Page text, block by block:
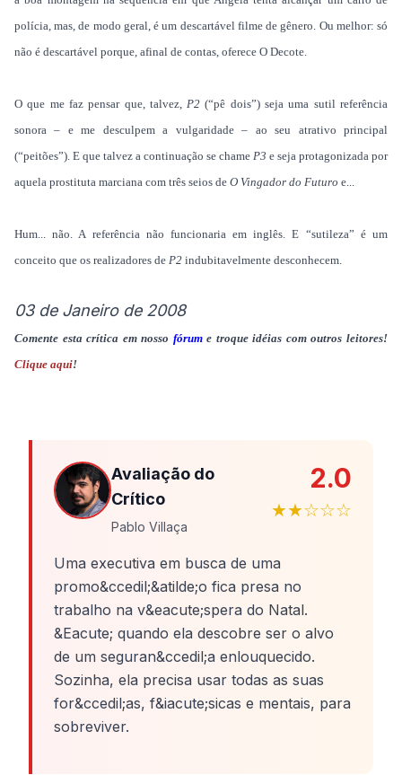
polícia, mas, de modo geral, é um descartável filme de gênero. Ou melhor: só
não é descartável porque, afinal de contas, oferece O Decote.
O que me faz pensar que, talvez,P2 (“pê dois”) seja uma sutil referência
sonora – e me desculpem a vulgaridade – ao seu atrativo principal
(“peitões”). E que talvez a continuação se chame P3 e seja protagonizada por
aquela prostituta marciana com três seios de O Vingador do Futuro e...
Hum... não. A referência não funcionariaem inglês. E “sutileza” é um
conceito que os realizadores de P2 indubitavelmente desconhecem.
03 de Janeiro de 2008
Comente esta crítica em nosso fórume troque idéias com outros leitores!
Clique aqui!
Avaliação do
Crítico
Pablo Villaça
2.0
★★☆☆☆
Uma executiva em busca de uma
promo&ccedil;&atilde;o fica presa no
trabalho na v&eacute;spera do Natal.
&Eacute; quando ela descobre ser o alvo
de um seguran&ccedil;a enlouquecido.
Sozinha, ela precisa usar todas as suas
for&ccedil;as, f&iacute;sicas e mentais, para
sobreviver.